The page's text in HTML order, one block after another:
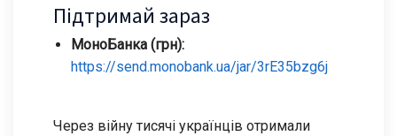
Підтримай зараз
МоноБанка (грн):
https://send.monobank.ua/jar/3rE35bzg6j
Через війну тисячі українців отримали